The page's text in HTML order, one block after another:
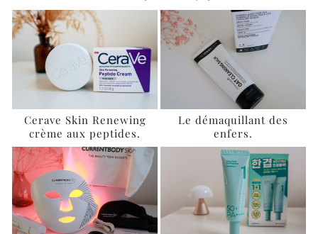
Cerave Skin Renewing
crème aux peptides.
Le démaquillant des
enfers.